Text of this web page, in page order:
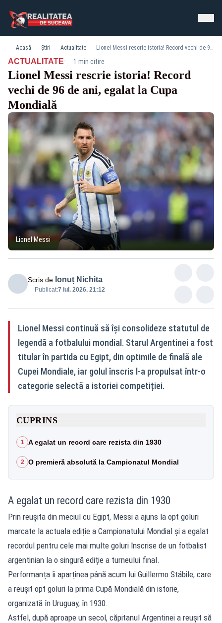
Acasă Știri Actualitate Lionel Messi rescrie istoria! Record vechi de 96 de ani, egalat la Cupa Mondială
ACTUALITATE· 1 min citire
Lionel Messi rescrie istoria! Record
vechi de 96 de ani, egalat la Cupa
Mondială
Lionel Messi
Scris de Ionuț Nichita
Publicat:7 iul. 2026, 21:12
Lionel Messi continuă să își consolideze statutul de
legendă a fotbalului mondial. Starul Argentinei a fost
titular în partida cu Egipt, din optimile de finală ale
Cupei Mondiale, iar golul înscris l-a propulsat într-o
categorie selectă a istoriei competiției.
CUPRINS
1 A egalat un record care rezista din 1930
2 O premieră absolută la Campionatul Mondial
A egalat un record care rezista din 1930
Prin reușita din meciul cu Egipt, Messi a ajuns la opt goluri
marcate la actuala ediție a Campionatului Mondial și a egalat
recordul pentru cele mai multe goluri înscrise de un fotbalist
argentinian la o singură ediție a turneului final.
Performanța îi aparținea până acum lui Guillermo Stábile, care
a reușit opt goluri la prima Cupă Mondială din istorie,
organizată în Uruguay, în 1930.
Astfel, după aproape un secol, căpitanul Argentinei a reușit să